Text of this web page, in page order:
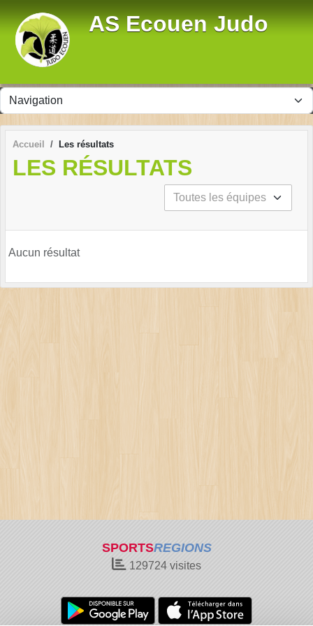
AS Ecouen Judo
Accueil Les résultats
LES RÉSULTATS
Aucun résultat
SPORTSREGIONS
129724 visites